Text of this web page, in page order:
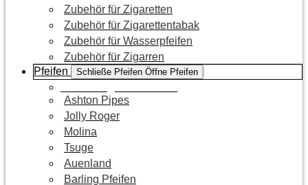
Zubehör für Zigaretten
Zubehör für Zigarettentabak
Zubehör für Wasserpfeifen
Zubehör für Zigarren
Pfeifen
Schließe Pfeifen Öffne Pfeifen
Ashton Pipes
Jolly Roger
Molina
Tsuge
Auenland
Barling Pfeifen